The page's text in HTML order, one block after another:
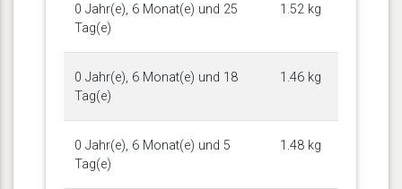
0 Jahr(e), 6 Monat(e) und 25
Tag(e)
1.52 kg
0 Jahr(e), 6 Monat(e) und 18
Tag(e)
1.46 kg
0 Jahr(e), 6 Monat(e) und 5
Tag(e)
1.48 kg